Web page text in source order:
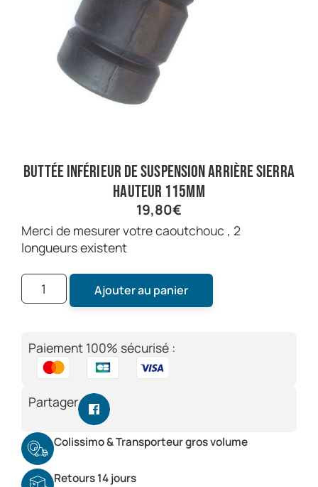
buttée inférieur de suspension arrière sierra
hauteur 115mm
19,80€
merci de mesurer votre caoutchouc , 2
longueurs existent
Ajouter au panier
Paiement 100% sécurisé :
Partager
Colissimo & Transporteur gros volume
Retours 14 jours